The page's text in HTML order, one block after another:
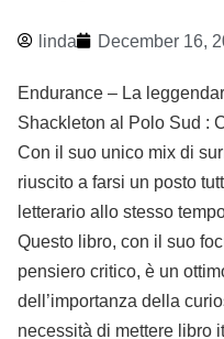
linda December 16,
Endurance – La
Shackleton al Polo Sud :
Con il suo unico mix di
riuscito a farsi un posto
letterario allo stesso
Questo libro, con il suo
pensiero critico, è un
dell’importanza della
necessità di mettere libro